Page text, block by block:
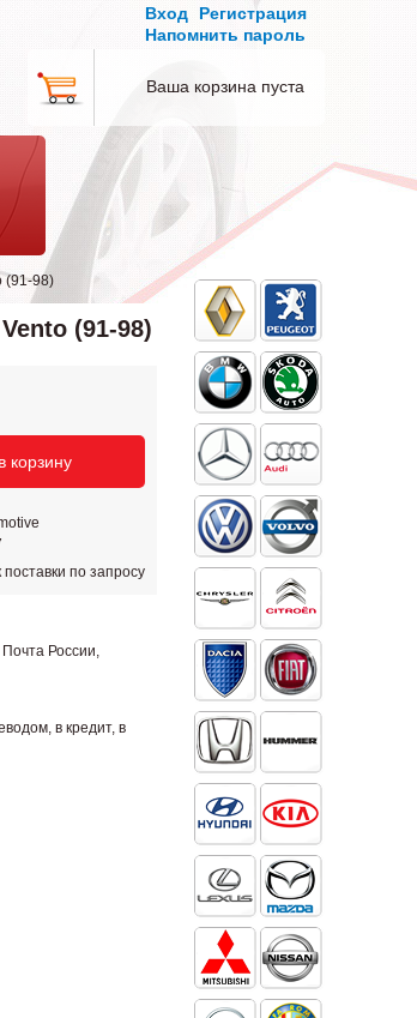
Вход
Регистрация
Напомнить пароль
Ваша корзина пуста
(91-98)
(91-98)
по запросу
России,
в кредит, в